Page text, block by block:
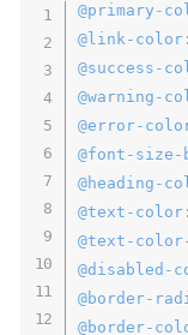
@primary-
@link-color :
@success-
@warning-
@error-
@font-size-
@heading-
@text-color :
@text-
@disabled-
@border-
@border-